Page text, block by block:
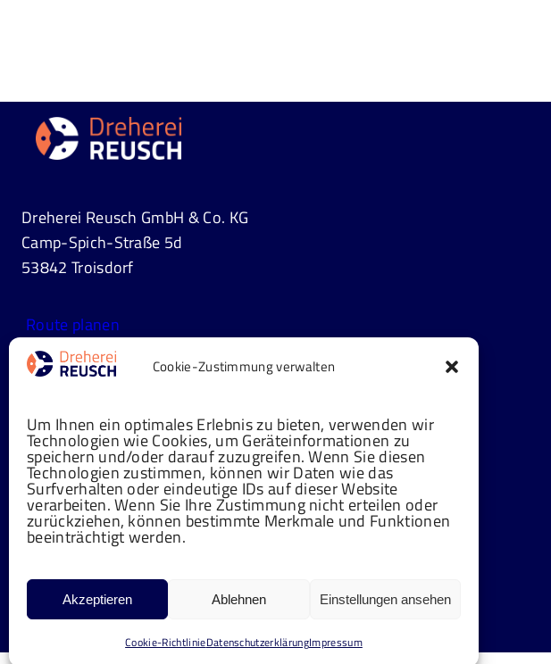
Cookie-Zustimmung verwalten
Um Ihnen ein optimales Erlebnis zu bieten, verwenden wir
Technologien wie Cookies, um Geräteinformationen zu
speichern und/oder darauf zuzugreifen. Wenn Sie diesen
Technologien zustimmen, können wir Daten wie das
Surfverhalten oder eindeutige IDs auf dieser Website
verarbeiten. Wenn Sie Ihre Zustimmung nicht erteilen oder
zurückziehen, können bestimmte Merkmale und Funktionen
beeinträchtigt werden.
Akzeptieren Ablehnen Einstellungen ansehen
Cookie-RichtlinieDatenschutzerklärungImpressum
Dreherei Reusch GmbH & Co. KG
Camp-Spich-Straße 5d
53842 Troisdorf
Route planen
+49 2241 322 522-0
ⓒ 2025 Dreherei Reusch